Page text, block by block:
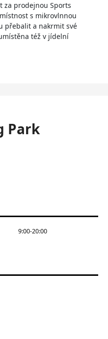
za prodejnou Sports
s mikrovlnnou
přebalit a nakrmit své
též v jídelní
Park
9:00-20:00